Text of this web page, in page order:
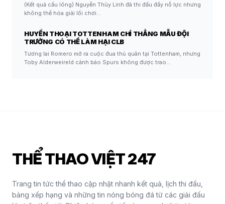
(Kết quả cầu lông) Nguyễn Thùy Linh đã thi đấu đầy nỗ lực nhưng
không thể hóa giải lối chơi…
HUYỀN THOẠI TOTTENHAM CHỈ THẲNG MẪU ĐỘI
TRƯỞNG CÓ THỂ LÀM HẠI CLB
Tương lai Romero mở ra cuộc đua thủ quân tại Tottenham, nhưng
Toby Alderweireld cảnh báo Spurs không được trao…
THỂ THAO VIỆT 247
Trang tin tức thể thao cập nhật nhanh kết quả, lịch thi đấu,
bảng xếp hạng và những tin nóng bóng đá từ các giải đấu